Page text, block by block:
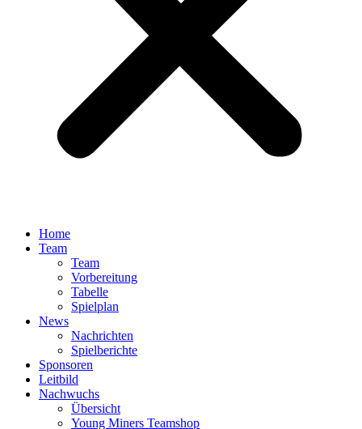
Home
Team
Team
Vorbereitung
Tabelle
Spielplan
News
Nachrichten
Spielberichte
Sponsoren
Leitbild
Nachwuchs
Übersicht
Young Miners Teamshop